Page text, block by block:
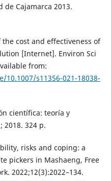
Cajamarca 2013.
the cost and effectiveness of
[Internet]. Environ Sci
from:
s11356-021-18038-
científica: teoría y
2018. 324 p.
risks and coping: a
pickers in Mashaeng, Free
2022;12(3):2022–134.